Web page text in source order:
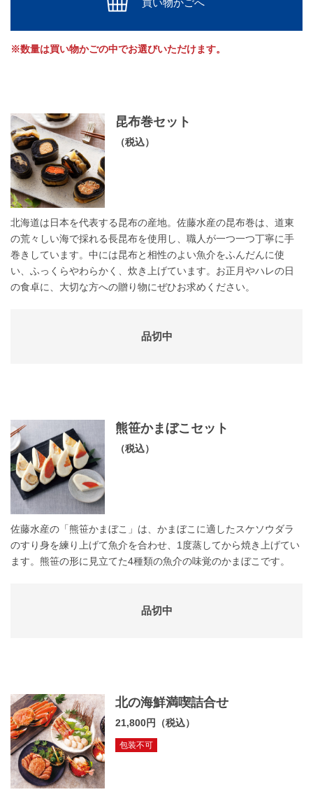
買い物かごへ
※数量は買い物かごの中でお選びいただけます。
昆布巻セット
（税込）
北海道は日本を代表する昆布の産地。佐藤水産の昆布巻は、道東
の荒々しい海で採れる長昆布を使用し、職人が一つ一つ丁寧に手
巻きしています。中には昆布と相性のよい魚介をふんだんに使
い、ふっくらやわらかく、炊き上げています。お正月やハレの日
の食卓に、大切な方への贈り物にぜひお求めください。
品切中
熊笹かまぼこセット
（税込）
佐藤水産の「熊笹かまぼこ」は、かまぼこに適したスケソウダラ
のすり身を練り上げて魚介を合わせ、1度蒸してから焼き上げてい
ます。熊笹の形に見立てた4種類の魚介の味覚のかまぼこです。
品切中
北の海鮮満喫詰合せ
21,800円（税込）
包装不可